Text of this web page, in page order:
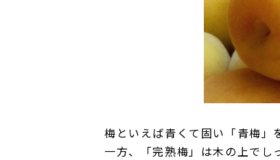
梅といえば青くて固い「青梅」
一方、「完熟梅」は木の上でし